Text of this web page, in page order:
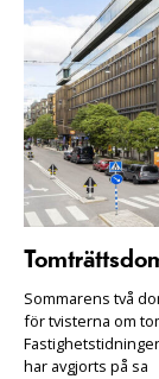
Sommarens två
för tvisterna om
har avgjorts på sa